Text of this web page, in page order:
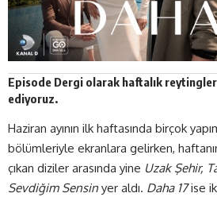
Episode Dergi olarak haftalık
ediyoruz.
Haziran ayının ilk haftasında birçok
bölümleriyle ekranlara gelirken,
çıkan diziler arasında yine Uzak Şehir,
Sevdiğim Sensin yer aldı. Daha 17 ise